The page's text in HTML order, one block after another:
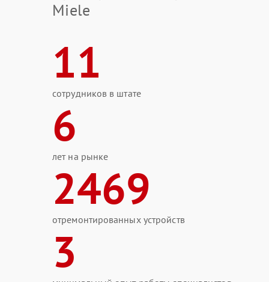
Miele
11
сотрудников в штате
6
лет на рынке
2469
отремонтированных устройств
3